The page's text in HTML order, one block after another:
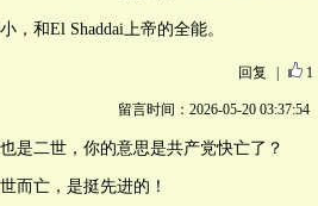
，和El Shaddai上帝的全能。
回复 1
留言时间：2026-05-20 03:37:54
是二世，你的意思是共产党快亡了？
而亡，是挺先进的！